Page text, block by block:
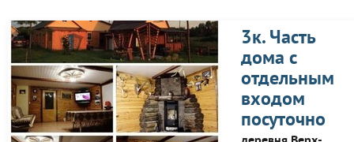
Интернет, кухня,
посуда. Комната
закрывается на ключ.
Есть незастекленный
балкон, на котором
разрешается курить.
По договоренности с
гостями делается
регулярная уборка.
3к. Часть
дома с
отдельным
входом
посуточно